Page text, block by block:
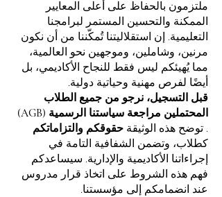
ملتزمون بالحفاظ على أعلى المعايير
الممكنة والتحسين المستمر لبرامجنا
التعليمية. إن استقلاليتنا تُمكّننا من أن نكون
مرنين، وشاملين، وموجهين نحو العالمية،
مما يُهيئكم ليس فقط للنجاح الأكاديمي، بل
أيضًا لفرص مهنية وحياتية دولية.
قبل التسجيل، نرجو من جميع الطلاب
المحتملين مراجعة سياستنا الرسمية (AGB)
. توضح هذه الوثيقة حقوقكم والتزاماتكم
كطلاب، وتضمن الشفافية التامة في
إجراءاتنا الأكاديمية والإدارية. سيساعدكم
فهم هذه الشروط على اتخاذ قرار مدروس
عند انضمامكم إلى مؤسستنا.